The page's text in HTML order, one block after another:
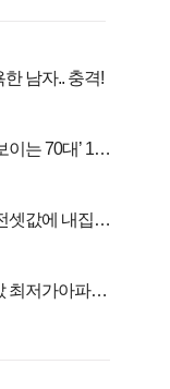
남자.. 충격!
이는 70대’ 1위
셋값에 내집마
최저가아파트